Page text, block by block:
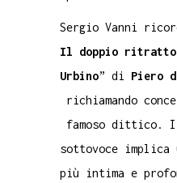
Sergio Vanni
Il doppio ritratto
Urbino” di
Piero
richiamando
famoso dittico.
sottovoce implica
più intima e